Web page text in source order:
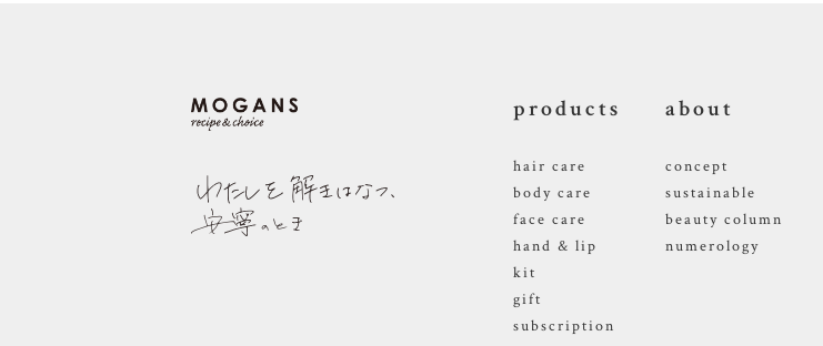
products
hair care
body care
face care
hand & lip
kit
gift
subscription
about
concept
sustainable
beauty column
numerology